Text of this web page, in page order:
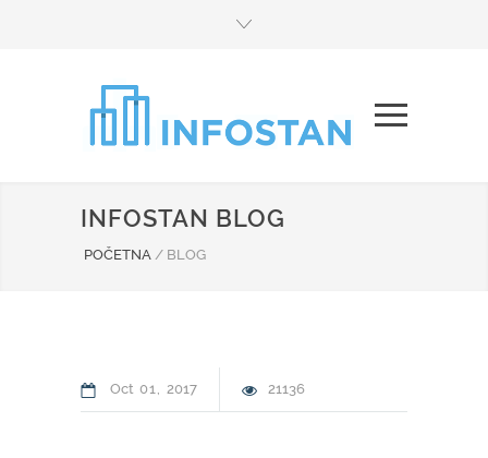
INFOSTAN BLOG
POČETNA / BLOG
Oct 01 2017 21136